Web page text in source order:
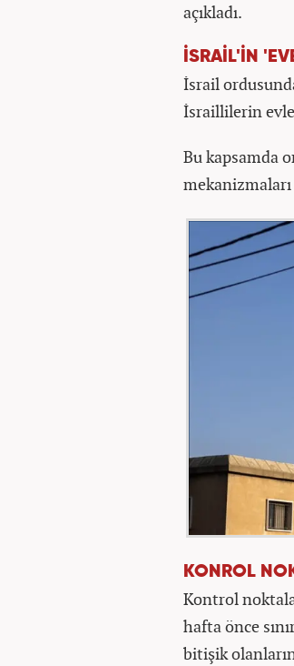
açıkladı.
İSRAİL'İN
İsrail
İsraillilerin
Bu kapsamda
mekanizmaları
KONROL
Kontrol
hafta önce
bitişik